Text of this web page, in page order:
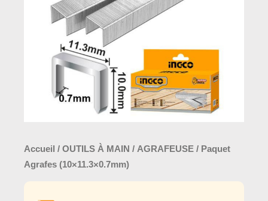
Accueil / OUTILS À MAIN / AGRAFEUSE / Paquet
Agrafes (10×11.3×0.7mm)